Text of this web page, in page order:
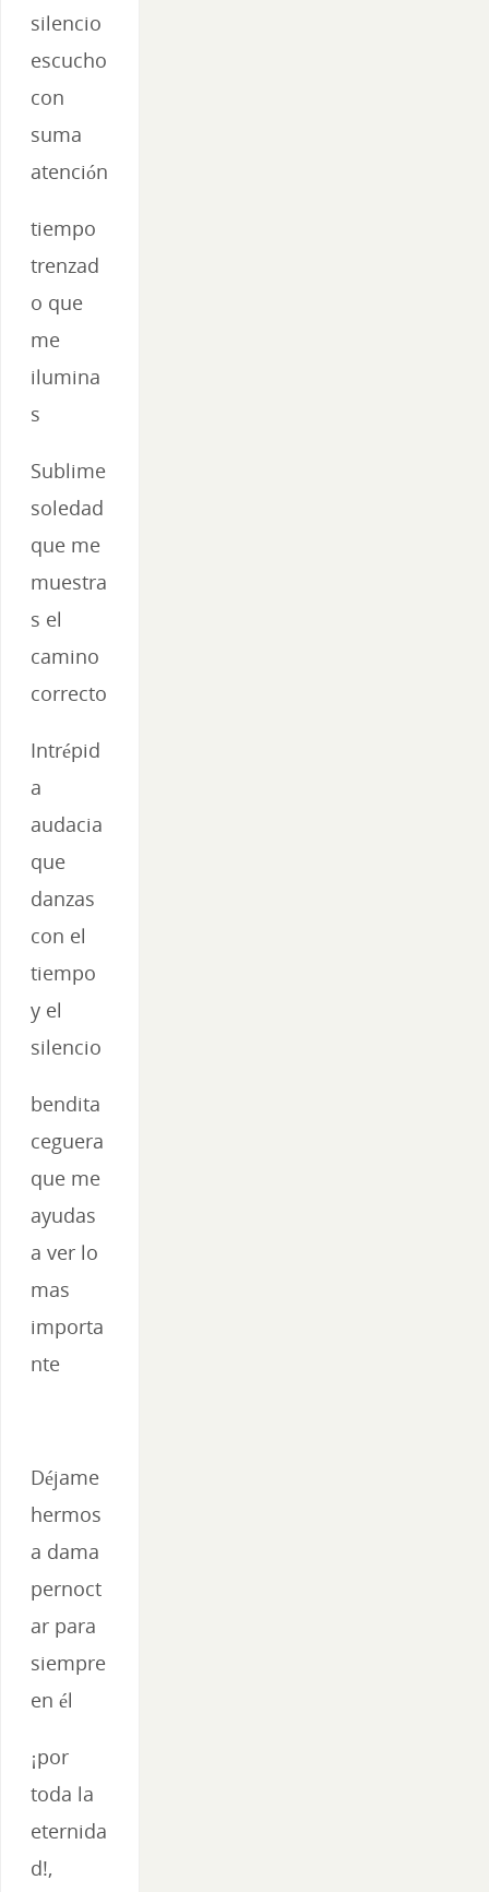
silencio
escucho
con
suma
atención
tiempo
trenzad
o que
me
ilumina
s
Sublime
soledad
que me
muestra
s el
camino
correcto
Intrépid
a
audacia
que
danzas
con el
tiempo
y el
silencio
bendita
ceguera
que me
ayudas
a ver lo
mas
importa
nte
Déjame
hermos
a dama
pernoct
ar para
siempre
en él
¡por
toda la
eternida
d!,